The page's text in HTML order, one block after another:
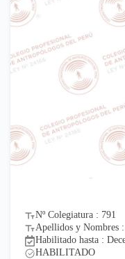
Nº Colegiatura : 791
Apellidos y Nombres
Habilitado hasta :
HABILITADO